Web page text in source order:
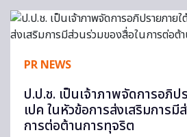
PR NEWS
ป.ป.ช. เป็นเจ้าภาพจัดการอภิป
เปค ในหัวข้อการส่งเสริมการมี
การต่อต้านการทุจริต